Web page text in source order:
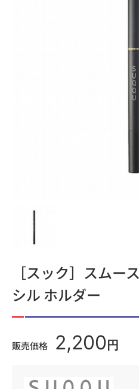
［スック］スムー
シル ホルダー
販売価格 2,200 円